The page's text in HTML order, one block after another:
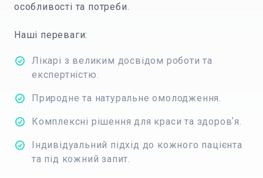
особливості та потреби.
Наші переваги:
Лікарі з великим досвідом роботи та
експертністю.
Природне та натуральне омолодження.
Комплексні рішення для краси та здоровʼя.
Індивідуальний підхід до кожного пацієнта
та під кожний запит.